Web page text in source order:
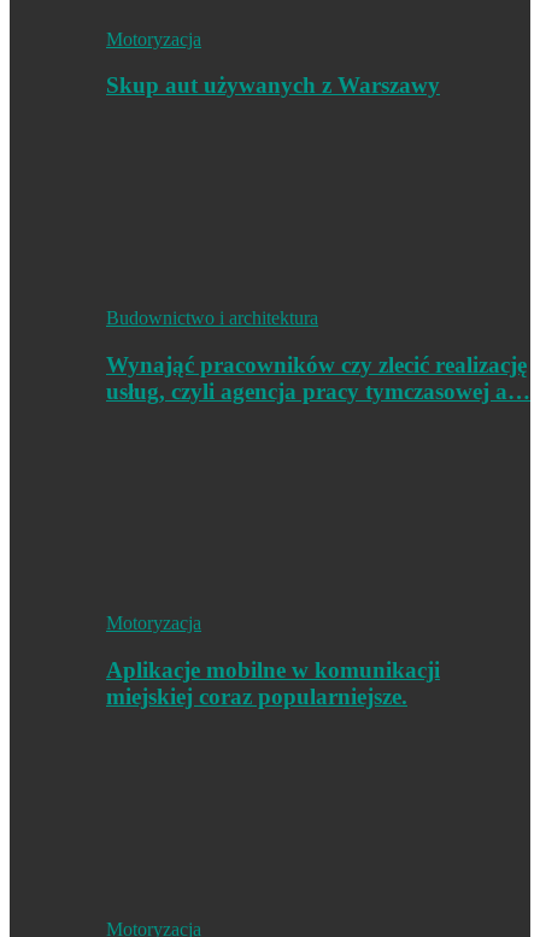
Motoryzacja
Skup aut używanych z Warszawy
Budownictwo i architektura
Wynająć pracowników czy zlecić realizację
usług, czyli agencja pracy tymczasowej a…
Motoryzacja
Aplikacje mobilne w komunikacji
miejskiej coraz popularniejsze.
Motoryzacja